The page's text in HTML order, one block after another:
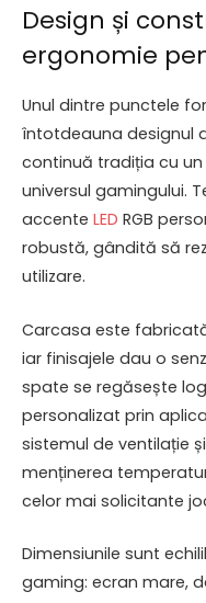
Design și
ergonomie
Unul dintre punctele
întotdeauna designul
continuă tradiția cu
universul gamingului.
accente LED RGB
robustă, gândită să
utilizare.
Carcasa este
iar finisajele dau o
spate se regăsește
personalizat prin
sistemul de ventilație
menținerea
celor mai solicitante
Dimensiunile sunt
gaming: ecran mare,